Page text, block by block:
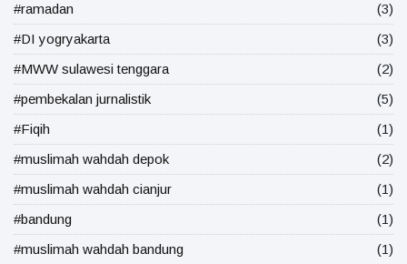
#ramadan
(3)
#DI yogryakarta
(3)
#MWW sulawesi tenggara
(2)
#pembekalan jurnalistik
(5)
#Fiqih
(1)
#muslimah wahdah depok
(2)
#muslimah wahdah cianjur
(1)
#bandung
(1)
#muslimah wahdah bandung
(1)